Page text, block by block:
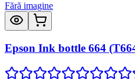
Fără imagine
Epson Ink bottle 664